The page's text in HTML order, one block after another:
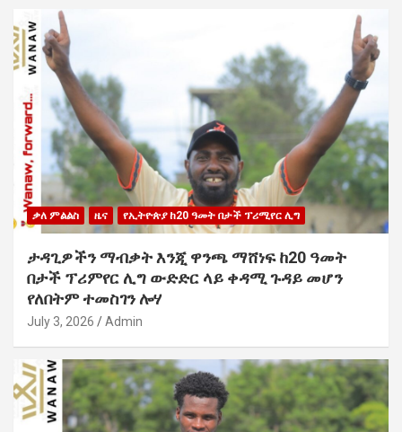
ቃለ ምልልስ ዜና የኢትዮጵያ ከ20 ዓመት በታች ፕሪሚየር ሊግ
ታዳጊዎችን ማብቃት እንጂ ዋንጫ ማሸነፍ ከ20 ዓመት
በታች ፕሪምየር ሊግ ውድድር ላይ ቀዳሚ ጉዳይ መሆን
የለበትም ተመስገን ሎሃ
July 3, 2026 Admin